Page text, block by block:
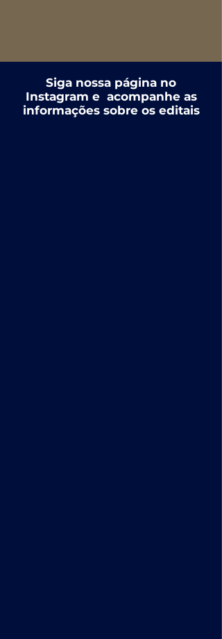
Siga nossa página no
Instagram e acompanhe as
informações sobre os editais